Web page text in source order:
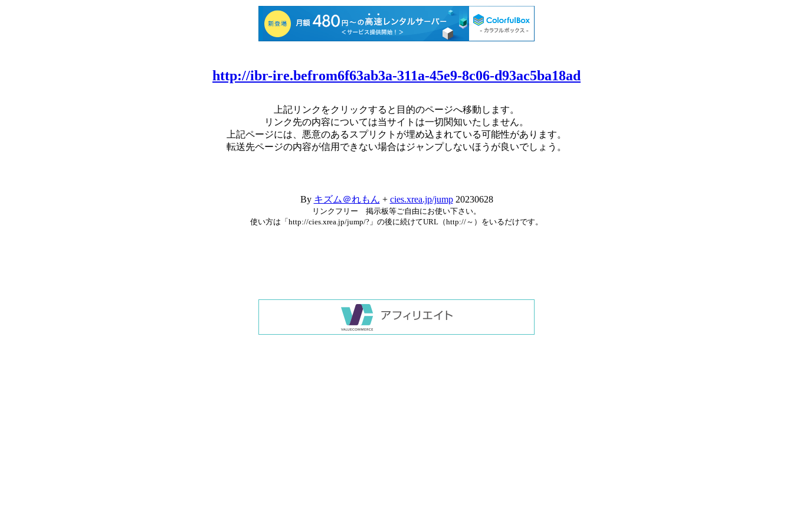
http://ibr-ire.befrom6f63ab3a-311a-45e9-8c06-d93ac5ba18ad
上記リンクをクリックすると目的のページへ移動します。
リンク先の内容については当サイトは一切関知いたしません。
上記ページには、悪意のあるスプリクトが埋め込まれている可能性があります。
転送先ページの内容が信用できない場合はジャンプしないほうが良いでしょう。
By キズム＠れもん + cies.xrea.jp/jump20230628
リンクフリー 掲示板等ご自由にお使い下さい。
使い方は「http://cies.xrea.jp/jump/?」の後に続けてURL（http://～）をいるだけです。